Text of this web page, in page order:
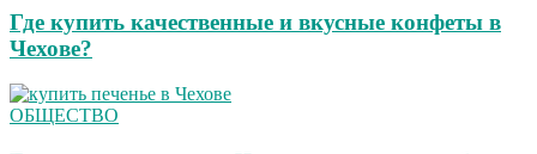
Где купить качественные и вкусные конфеты в
Чехове?
ОБЩЕСТВО